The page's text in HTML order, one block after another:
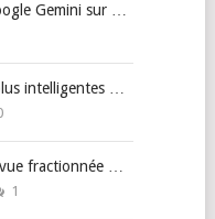
Gemini sur …
intelligentes …
fractionnée …
1